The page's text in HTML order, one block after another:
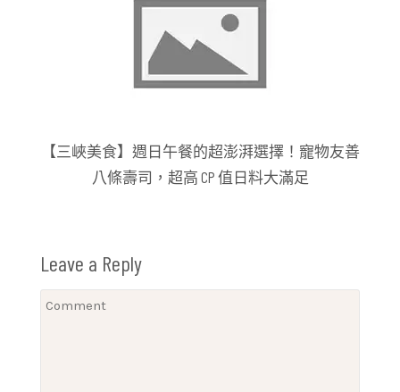
【三峽美食】週日午餐的超澎湃選擇！寵物友善
八條壽司，超高 CP 值日料大滿足
Leave a Reply